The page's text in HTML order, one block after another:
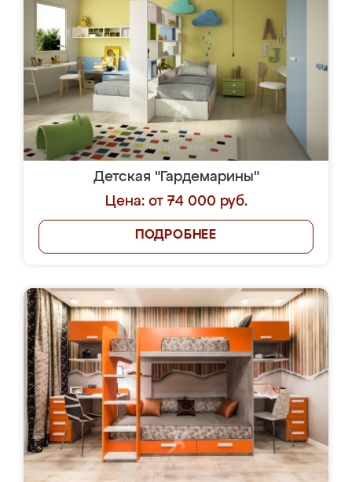
Детская "Гардемарины"
Цена: от 74 000 руб.
ПОДРОБНЕЕ